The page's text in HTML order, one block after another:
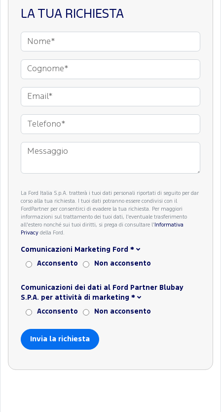
LA TUA RICHIESTA
La Ford Italia S.p.A. tratterà i tuoi dati personali riportati di seguito per dar
corso alla tua richiesta. I tuoi dati potranno essere condivisi con il
FordPartner per consentirci di evadere la tua richiesta. Per maggiori
informazioni sul trattamento dei tuoi dati, l'eventuale trasferimento
all'estero nonché sui tuoi diritti, si prega di consultare l' Informativa
Privacy della Ford.
Comunicazioni Marketing Ford *
Acconsento Non acconsento
Comunicazioni dei dati al Ford Partner Blubay
S.P.A. per attività di marketing *
Acconsento Non acconsento